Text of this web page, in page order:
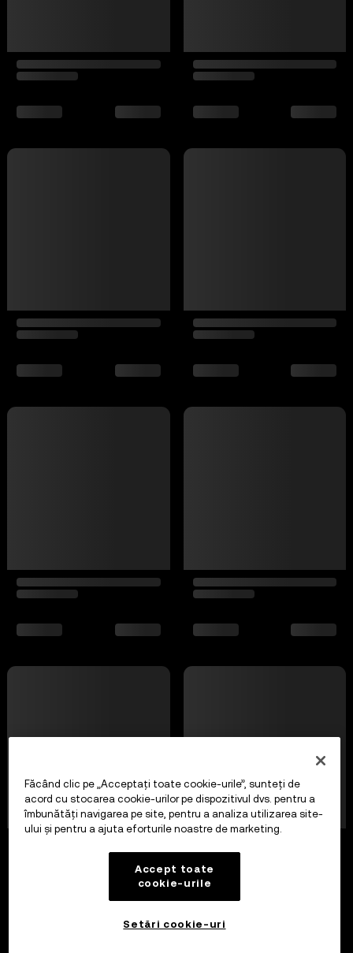
Făcând clic pe „Acceptați toate cookie-urile”, sunteți de
acord cu stocarea cookie-urilor pe dispozitivul dvs. pentru a
îmbunătăți navigarea pe site, pentru a analiza utilizarea site-
ului și pentru a ajuta eforturile noastre de marketing.
Accept toate
cookie-urile
Setări cookie-uri